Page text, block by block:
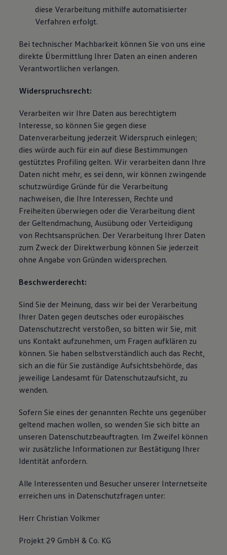
diese Verarbeitung mithilfe automatisierter
Verfahren erfolgt.
Bei technischer Machbarkeit können Sie von uns eine
direkte Übermittlung Ihrer Daten an einen anderen
Verantwortlichen verlangen.
Widerspruchsrecht:
Verarbeiten wir Ihre Daten aus berechtigtem
Interesse, so können Sie gegen diese
Datenverarbeitung jederzeit Widerspruch einlegen;
dies würde auch für ein auf diese Bestimmungen
gestütztes Profiling gelten. Wir verarbeiten dann Ihre
Daten nicht mehr, es sei denn, wir können zwingende
schutzwürdige Gründe für die Verarbeitung
nachweisen, die Ihre Interessen, Rechte und
Freiheiten überwiegen oder die Verarbeitung dient
der Geltendmachung, Ausübung oder Verteidigung
von Rechtsansprüchen. Der Verarbeitung Ihrer Daten
zum Zweck der Direktwerbung können Sie jederzeit
ohne Angabe von Gründen widersprechen.
Beschwerderecht:
Sind Sie der Meinung, dass wir bei der Verarbeitung
Ihrer Daten gegen deutsches oder europäisches
Datenschutzrecht verstoßen, so bitten wir Sie, mit
uns Kontakt aufzunehmen, um Fragen aufklären zu
können. Sie haben selbstverständlich auch das Recht,
sich an die für Sie zuständige Aufsichtsbehörde, das
jeweilige Landesamt für Datenschutzaufsicht, zu
wenden.
Sofern Sie eines der genannten Rechte uns gegenüber
geltend machen wollen, so wenden Sie sich bitte an
unseren Datenschutzbeauftragten. Im Zweifel können
wir zusätzliche Informationen zur Bestätigung Ihrer
Identität anfordern.
Alle Interessenten und Besucher unserer Internetseite
erreichen uns in Datenschutzfragen unter:
Herr Christian Volkmer
Projekt 29 GmbH & Co. KG